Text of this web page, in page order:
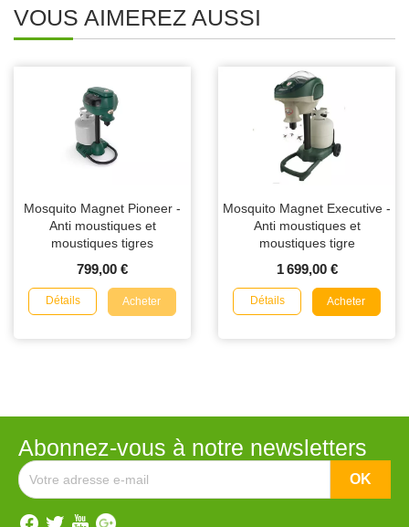
VOUS AIMEREZ AUSSI
Mosquito Magnet Pioneer -
Anti moustiques et
moustiques tigres
799,00 €
Détails Acheter
Mosquito Magnet Executive -
Anti moustiques et
moustiques tigre
1 699,00 €
Détails Acheter
Abonnez-vous à notre newsletters